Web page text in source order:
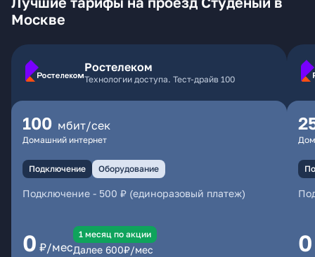
Москве
Ростелеком
Технологии доступа. Тест-драйв 100
100 мбит/сек
Домашний интернет
Подключение Оборудование
Подключение - 500 ₽ (единоразовый платеж)
0 ₽/мес
1 месяц по акции
Далее 600₽/мес 0